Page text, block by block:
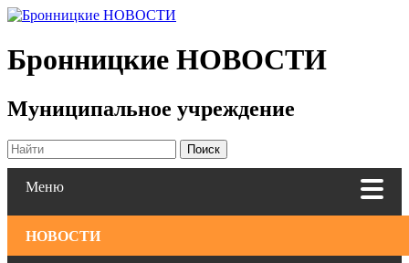
Бронницкие НОВОСТИ
Муниципальное учреждение
Меню
НОВОСТИ